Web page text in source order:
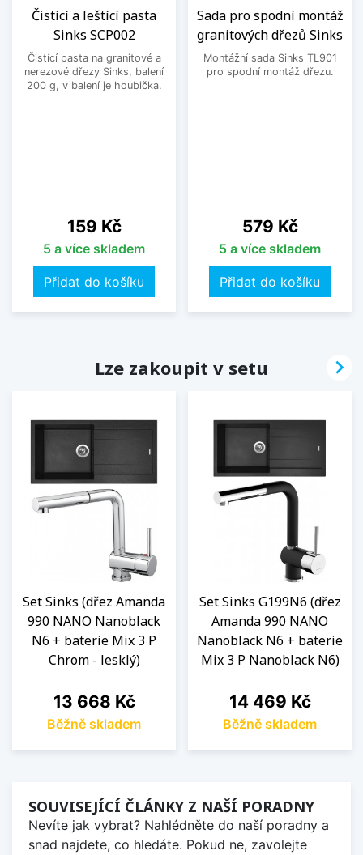
Čistící a leštící pasta
Sinks SCP002
Čistící pasta na granitové a
nerezové dřezy Sinks, balení
200 g, v balení je houbička.
Cena
159 Kč
5 a více skladem
Přidat do košíku
Sada pro spodní montáž
granitových dřezů Sinks
Montážní sada Sinks TL901
pro spodní montáž dřezu.
Cena
579 Kč
5 a více skladem
Přidat do košíku
Lze zakoupit v setu
Set Sinks (dřez Amanda
990 NANO Nanoblack
N6 + baterie Mix 3 P
Chrom - lesklý)
Cena
13 668 Kč
Běžně skladem
Set Sinks G199N6 (dřez
Amanda 990 NANO
Nanoblack N6 + baterie
Mix 3 P Nanoblack N6)
Cena
14 469 Kč
Běžně skladem

SOUVISEJÍCÍ ČLÁNKY Z NAŠÍ PORADNY
Nevíte jak vybrat? Nahlédněte do naší poradny a
snad najdete, co hledáte. Pokud ne, zavolejte